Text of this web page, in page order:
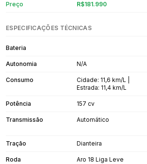
Preço R$181.990
ESPECIFICAÇÕES TÉCNICAS
Bateria
Autonomia N/A
Consumo
Cidade: 11,6 km/L |
Estrada: 11,4 km/L
Potência 157 cv
Transmissão Automático
Tração Dianteira
Roda Aro 18 Liga Leve